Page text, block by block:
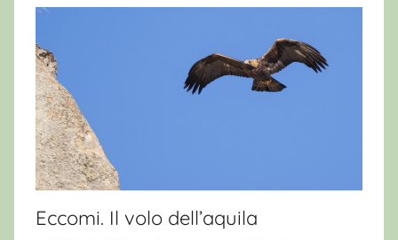
Eccomi. Il volo dell’aquila